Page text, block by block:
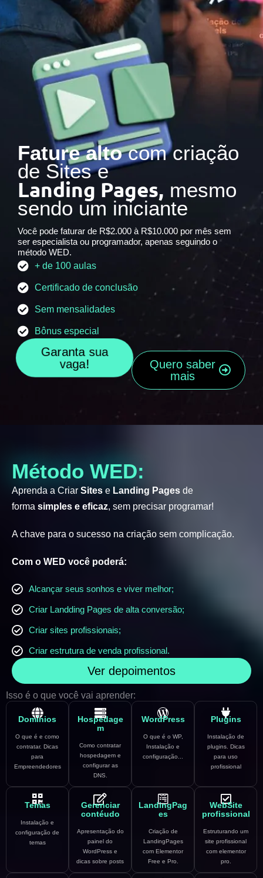
Fature altocom criação
de Sites e
Landing Pages, mesmo
sendo um iniciante
Você pode faturar de R$2.000 à R$10.000 por mês sem
ser especialista ou programador, apenas seguindo o
método WED.
+ de 100 aulas
Certificado de conclusão
Sem mensalidades
Bônus especial
Garanta sua
vaga!
Quero saber
mais
Método WED:
Aprenda a Criar Sites e Landing Pages de
forma simples e eficaz, sem precisar programar!
A chave para o sucesso na criação sem complicação.
Com o WED você poderá:
Alcançar seus sonhos e viver melhor;
Criar Landding Pages de alta conversão;
Criar sites profissionais;
Criar estrutura de venda profissional.
Ver depoimentos
Isso é o que você vai aprender:
Domínios
O que é e como
contratar. Dicas
para
Empreendedores
Hospedage
m
Como contratar
hospedagem e
configurar as
DNS.
WordPress
O que é o WP,
Instalação e
configuração...
Plugins
Instalação de
plugins. Dicas
para uso
profissional
Temas
Instalação e
configuração de
temas
Gerenciar
contéudo
Apresentação do
painel do
WordPress e
dicas sobre posts
LandingPag
es
Criação de
LandingPages
com Elementor
Free e Pro.
WebSite
profissional
Estruturando um
site profissional
com elementor
pro.